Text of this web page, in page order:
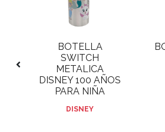
BOTELLA
SWITCH
METALICA
DISNEY 100 AÑOS
PARA NIÑA
DISNEY